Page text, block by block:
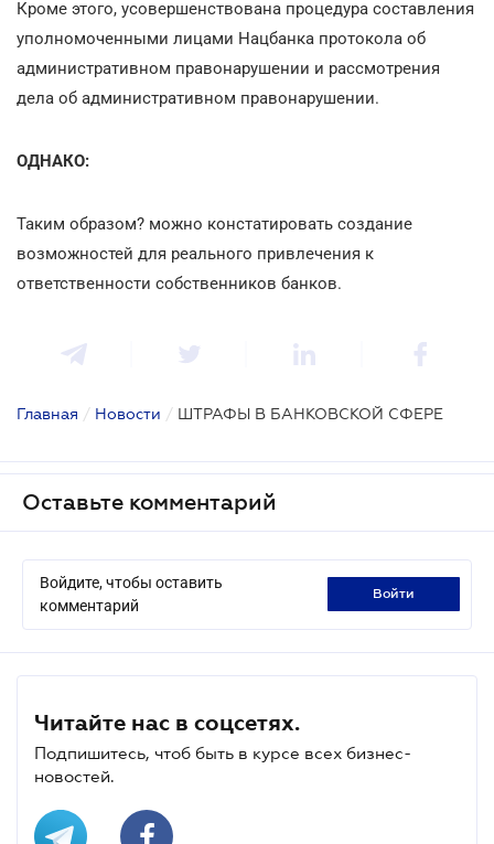
Кроме этого, усовершенствована процедура составления
уполномоченными лицами Нацбанка протокола об
административном правонарушении и рассмотрения
дела об административном правонарушении.
ОДНАКО:
Таким образом? можно констатировать создание
возможностей для реального привлечения к
ответственности собственников банков.
Главная / Новости / ШТРАФЫ В БАНКОВСКОЙ СФЕРЕ
Оставьте комментарий
Войдите, чтобы оставить
комментарий
войти
Читайте нас в соцсетях.
Подпишитесь, чтоб быть в курсе всех бизнес-
новостей.